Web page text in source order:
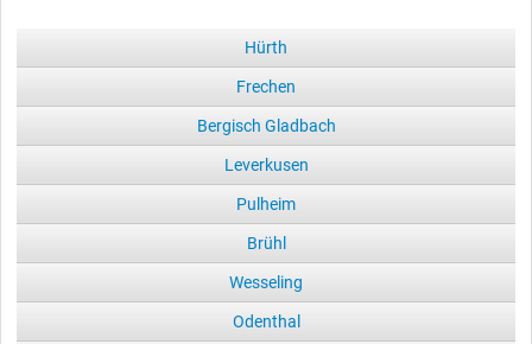
Hürth
Frechen
Bergisch Gladbach
Leverkusen
Pulheim
Brühl
Wesseling
Odenthal